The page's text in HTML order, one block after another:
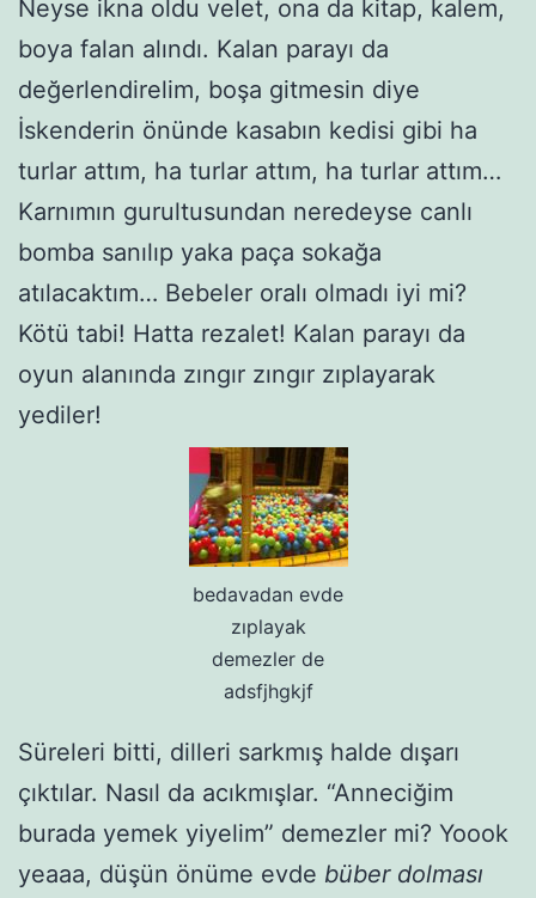
Neyse ikna oldu velet, ona da kitap, kalem,
boya falan alındı. Kalan parayı da
değerlendirelim, boşa gitmesin diye
İskenderin önünde kasabın kedisi gibi ha
turlar attım, ha turlar attım, ha turlar attım…
Karnımın gurultusundan neredeyse canlı
bomba sanılıp yaka paça sokağa
atılacaktım… Bebeler oralı olmadı iyi mi?
Kötü tabi! Hatta rezalet! Kalan parayı da
oyun alanında zıngır zıngır zıplayarak
yediler!
bedavadan evde
zıplayak
demezler de
adsfjhgkjf
Süreleri bitti, dilleri sarkmış halde dışarı
çıktılar. Nasıl da acıkmışlar. “Anneciğim
burada yemek yiyelim” demezler mi? Yoook
yeaaa, düşün önüme evde büber dolması